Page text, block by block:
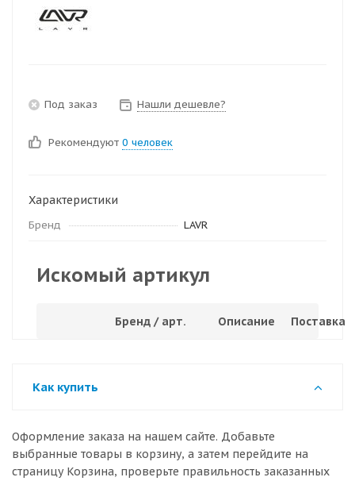
Под заказ Нашли дешевле?
Рекомендуют 0 человек
Характеристики
Бренд LAVR
Искомый артикул
Бренд / арт. Описание Поставка
Как купить
Оформление заказа на нашем сайте. Добавьте
выбранные товары в корзину, а затем перейдите на
страницу Корзина, проверьте правильность заказанных